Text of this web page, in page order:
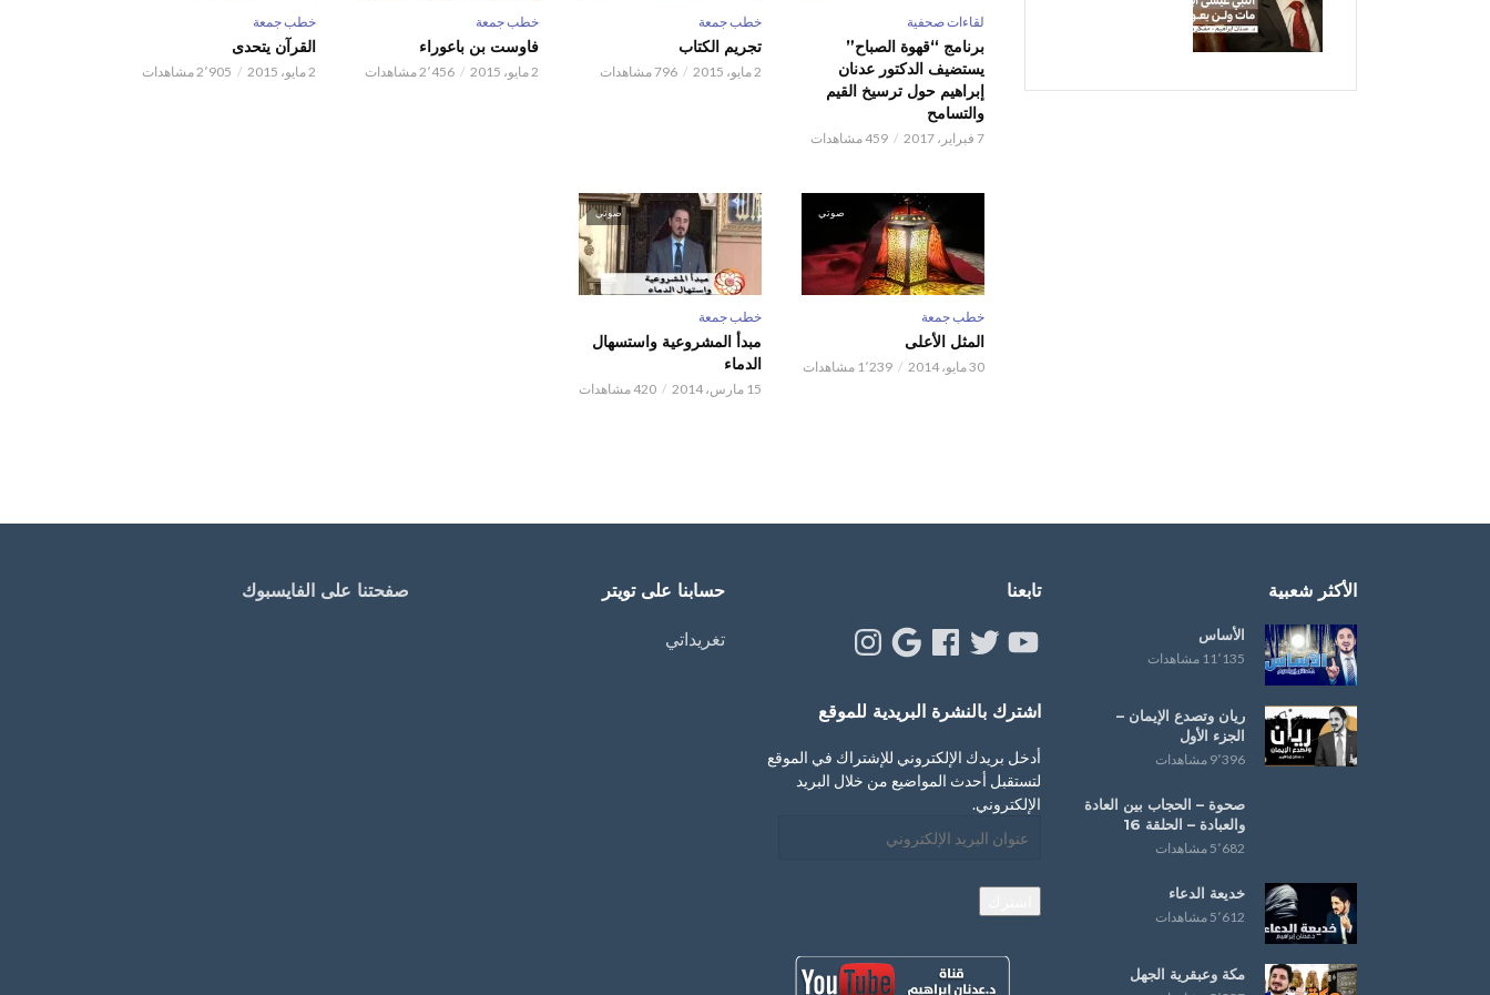
لقاءات صحفية
برنامج “قهوة الصباح”
يستضيف الدكتور عدنان
إبراهيم حول ترسيخ القيم
والتسامح
7 فبراير، 2017 459 مشاهدات
خطب جمعة
تجريم الكتاب
2 مايو، 2015 796 مشاهدات
خطب جمعة
فاوست بن باعوراء
2 مايو، 2015 2٬456 مشاهدات
خطب جمعة
القرآن يتحدى
2 مايو، 2015 2٬905 مشاهدات
صوتي
خطب جمعة
المثل الأعلى
30 مايو، 2014 1٬239 مشاهدات
صوتي
خطب جمعة
مبدأ المشروعية واستسهال
الدماء
15 مارس، 2014 420 مشاهدات
الأكثر شعبية
الأساس
11٬135 مشاهدات
ريان وتصدع الإيمان –
الجزء الأول
9٬396 مشاهدات
صحوة – ‏الحجاب‬ بين العادة
و‫‏العبادة‬ – الحلقة 16
5٬682 مشاهدات
خديعة الدعاء
5٬612 مشاهدات
مكة وعبقرية الجهل
تابعنا
YouTube
Twitter
Facebook
Google
Instagram
اشترك بالنشرة البريدية للموقع
أدخل بريدك الإلكتروني للإشتراك في الموقع
لتستقبل أحدث المواضيع من خلال البريد
الإلكتروني.
البريد
حسابنا على تويتر
تغريداتي
صفحتنا على الفايسبوك